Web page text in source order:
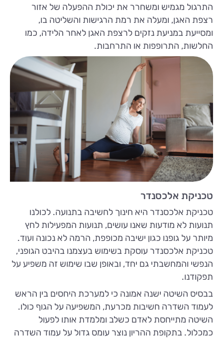
התרגול מגמיש ומשחרר את יכולת ההפעלה של אזור
רצפת האגן, ומעלה את רמת הרגישות והשליטה בו,
ומסייעת במניעת נזקים לרצפת האגן לאחר הלידה, כמו
החלשות, התרופפות או התרחבות.
טכניקת אלכסנדר
טכניקת אלכסנדר היא חינוך לחשיבה בתנועה. לכולנו
תנועות לא מודעות שאנו עושים, תנועות המפעילות לחץ
מיותר על גופנו כגון ישיבה מכופפת, הרמה לא נכונה ועוד.
טכניקת אלכסנדר עוסקת בשימוש בעצמנו בהיבט הגופני,
הנפשי והמחשבתי גם יחד, ובאופן שבו שימוש זה משפיע על
תפקודנו.
בבסיס השיטה ישנה אמונה כי למערכת היחסים בין הראש
לעמוד השדרה חשיבות מכרעת, המשפיעה על הגוף כולו.
השיטה מתייחסת לאדם כשלב ומלמדת אותו לפעול
כמכלול. בתקופת ההריון נוצר עומס גדול על עמוד השדרה